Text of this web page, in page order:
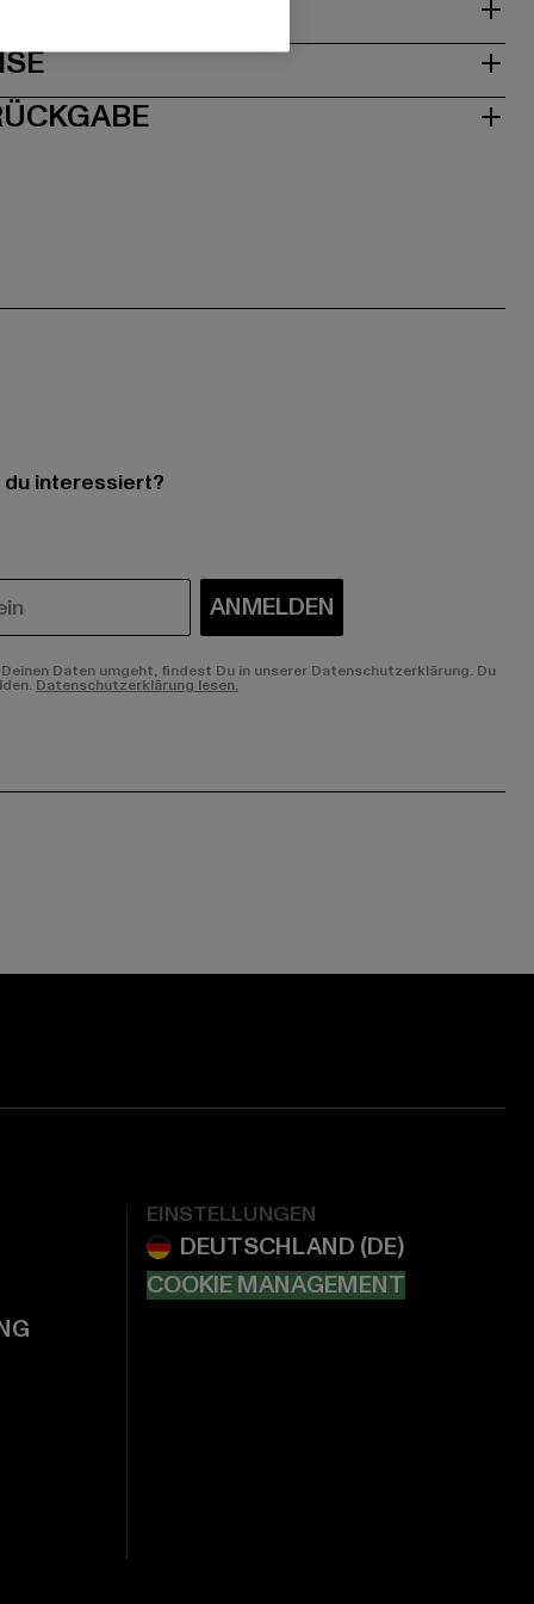
interessiert?
ANMELDEN
Daten umgeht, findest Du in unserer Datenschutzerklärung. Du
Datenschutzerklärung lesen.
EINSTELLUNGEN
COOKIE MANAGEMENT